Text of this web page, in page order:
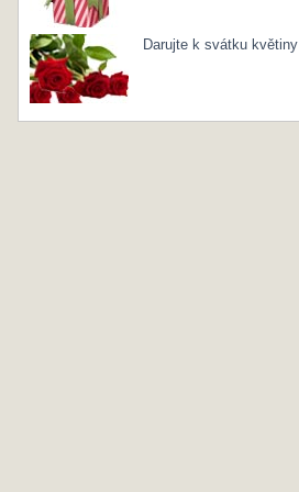
Darujte k svátku květiny